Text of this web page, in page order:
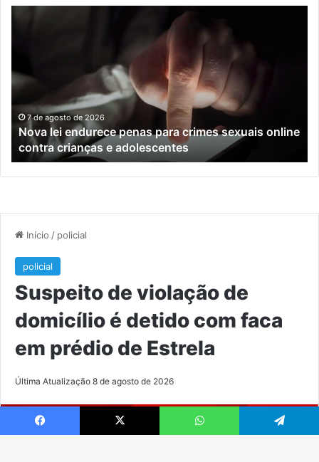
para
crimes
sexuais
online
contra
crianças
e
adolescentes
7 de agosto de 2026
Nova lei endurece penas para crimes sexuais online
contra crianças e adolescentes
Facebook X WhatsApp Telegram